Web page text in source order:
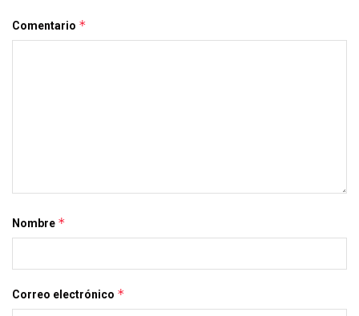
Comentario *
Nombre *
Correo electrónico *